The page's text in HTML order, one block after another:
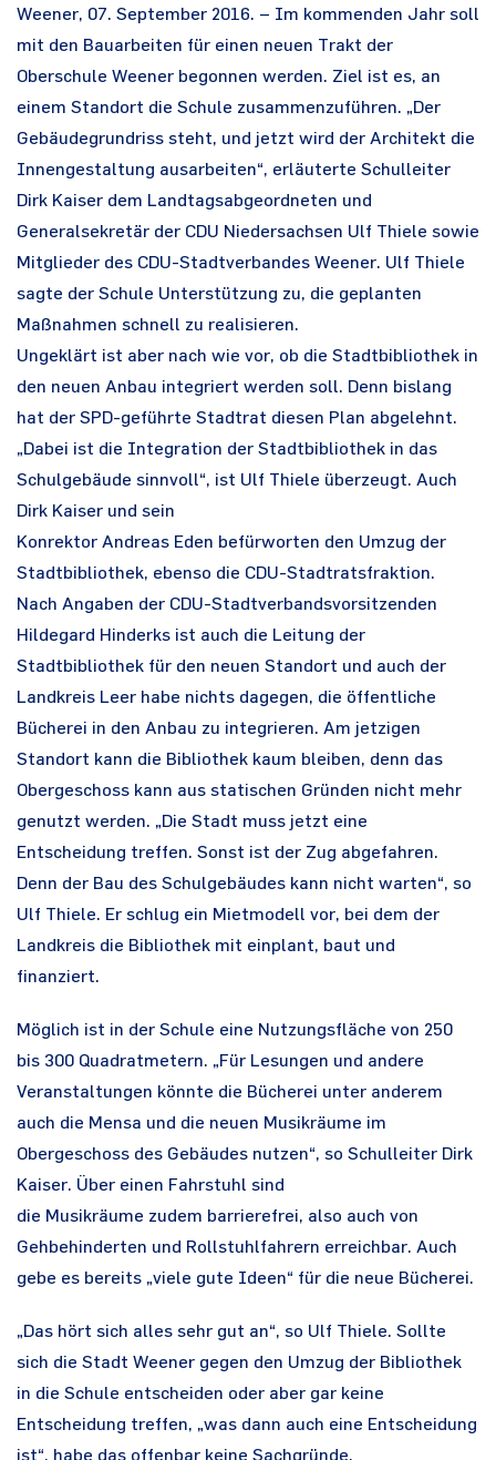
Weener, 07. September 2016. – Im kommenden Jahr soll
mit den Bauarbeiten für einen neuen Trakt der
Oberschule Weener begonnen werden. Ziel ist es, an
einem Standort die Schule zusammenzuführen. „Der
Gebäudegrundriss steht, und jetzt wird der Architekt die
Innengestaltung ausarbeiten“, erläuterte Schulleiter
Dirk Kaiser dem Landtagsabgeordneten und
Generalsekretär der CDU Niedersachsen Ulf Thiele sowie
Mitglieder des CDU-Stadtverbandes Weener. Ulf Thiele
sagte der Schule Unterstützung zu, die geplanten
Maßnahmen schnell zu realisieren.
Ungeklärt ist aber nach wie vor, ob die Stadtbibliothek in
den neuen Anbau integriert werden soll. Denn bislang
hat der SPD-geführte Stadtrat diesen Plan abgelehnt.
„Dabei ist die Integration der Stadtbibliothek in das
Schulgebäude sinnvoll“, ist Ulf Thiele überzeugt. Auch
Dirk Kaiser und sein
Konrektor Andreas Eden befürworten den Umzug der
Stadtbibliothek, ebenso die CDU-Stadtratsfraktion.
Nach Angaben der CDU-Stadtverbandsvorsitzenden
Hildegard Hinderks ist auch die Leitung der
Stadtbibliothek für den neuen Standort und auch der
Landkreis Leer habe nichts dagegen, die öffentliche
Bücherei in den Anbau zu integrieren. Am jetzigen
Standort kann die Bibliothek kaum bleiben, denn das
Obergeschoss kann aus statischen Gründen nicht mehr
genutzt werden. „Die Stadt muss jetzt eine
Entscheidung treffen. Sonst ist der Zug abgefahren.
Denn der Bau des Schulgebäudes kann nicht warten“, so
Ulf Thiele. Er schlug ein Mietmodell vor, bei dem der
Landkreis die Bibliothek mit einplant, baut und
finanziert.
Möglich ist in der Schule eine Nutzungsfläche von 250
bis 300 Quadratmetern. „Für Lesungen und andere
Veranstaltungen könnte die Bücherei unter anderem
auch die Mensa und die neuen Musikräume im
Obergeschoss des Gebäudes nutzen“, so Schulleiter Dirk
Kaiser. Über einen Fahrstuhl sind
die Musikräume zudem barrierefrei, also auch von
Gehbehinderten und Rollstuhlfahrern erreichbar. Auch
gebe es bereits „viele gute Ideen“ für die neue Bücherei.
„Das hört sich alles sehr gut an“, so Ulf Thiele. Sollte
sich die Stadt Weener gegen den Umzug der Bibliothek
in die Schule entscheiden oder aber gar keine
Entscheidung treffen, „was dann auch eine Entscheidung
ist“, habe das offenbar keine Sachgründe.